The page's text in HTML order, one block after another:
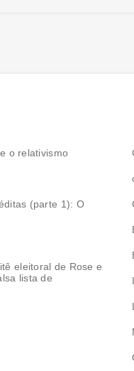
o relativismo
(parte 1): O
eleitoral de Rose e
lista de